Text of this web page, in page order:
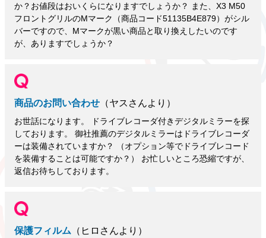
か？お値段はおいくらになりますでしょうか？ また、X3 M50
フロントグリルのMマーク（商品コード51135B4E879）がシル
バーですので、Mマークが黒い商品と取り換えしたいのです
が、ありますでしょうか？
商品のお問い合わせ （ヤスさんより）
お世話になります。 ドライブレコーダ付きデジタルミラーを探
しております。 御社推薦のデジタルミラーはドライブレコーダ
ーは装備されていますか？ （オプション等でドライブレコード
を装備することは可能ですか？） お忙しいところ恐縮ですが、
返信お待ちしております。
保護フィルム （ヒロさんより）